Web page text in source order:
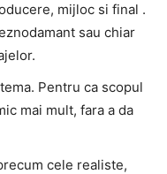
mijloc si final .
sau chiar
Pentru ca scopul
mai mult, fara a da
cele realiste,